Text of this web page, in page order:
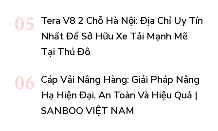
Tera V8 2 Chỗ Hà Nội: Địa Chỉ Uy Tín
Nhất Để Sở Hữu Xe Tải Mạnh Mẽ
Tại Thủ Đô
Cáp Vải Nâng Hàng: Giải Pháp Nâng
Hạ Hiện Đại, An Toàn Và Hiệu Quả |
SANBOO VIỆT NAM